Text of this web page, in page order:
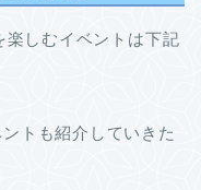
楽しむイベントは下記
トも紹介していきた